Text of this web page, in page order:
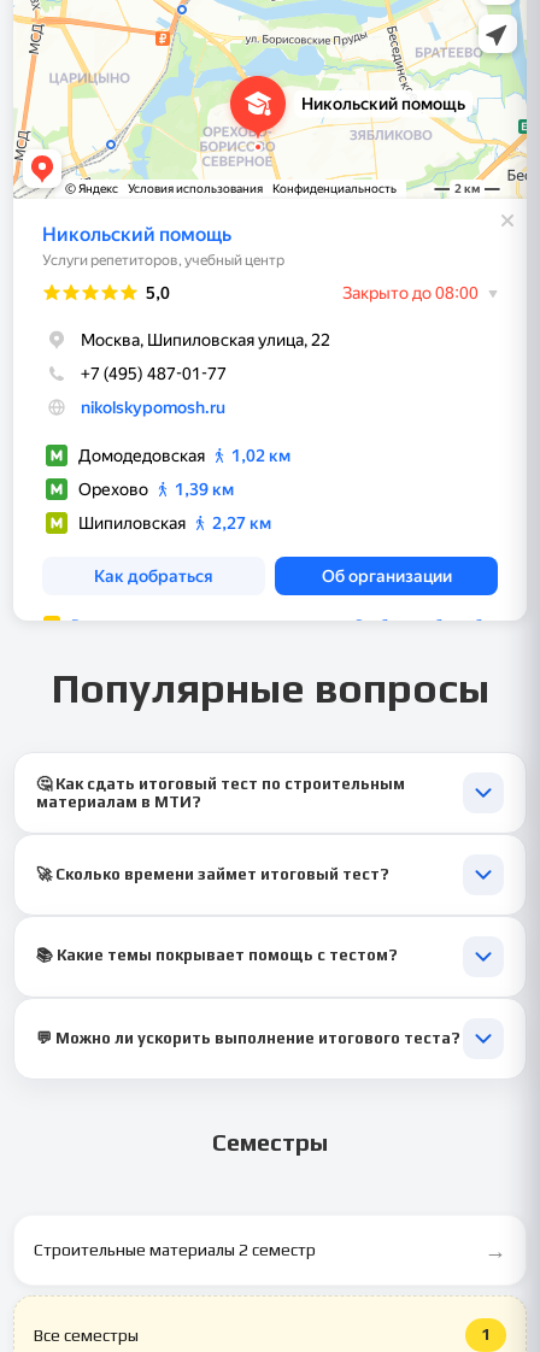
Популярные вопросы
🤔 Как сдать итоговый тест по строительным
материалам в МТИ?
экзамен.
🚀 Сколько времени займет итоговый тест?
📚 Какие темы покрывает помощь с тестом?
программе МТИ.
💬 Можно ли ускорить выполнение итогового теста?
Семестры
Строительные материалы 2 семестр →
Все семестры 1